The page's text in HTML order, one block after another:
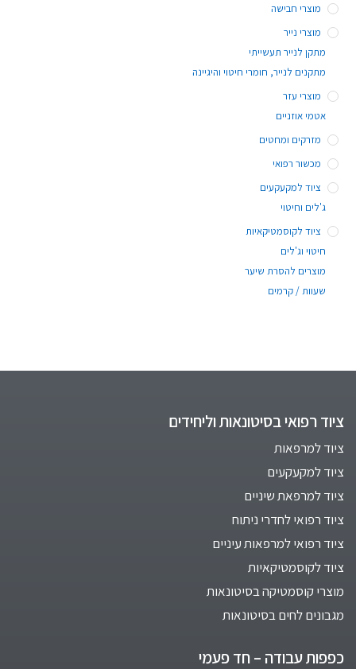
מוצרי חבישה
מוצרי נייר
מתקן לנייר תעשייתי
מתקנים לנייר, חומרי חיטוי והיגיינה
מוצרי עזר
אטמי אוזניים
מזרקים ומחטים
מכשור רפואי
ציוד למקעקעים
ג'לים וחיטוי
ציוד לקוסמטיקאיות
חיטוי וג'לים
מוצרים להסרת שיער
שעוות / קרמים
ציוד רפואי בסיטונאות וליחידים
ציוד למרפאות
ציוד למקעקעים
ציוד למרפאת שיניים
ציוד רפואי לחדרי ניתוח
ציוד רפואי למרפאות עיניים
ציוד לקוסמטיקאיות
מוצרי קוסמטיקה בסיטונאות
מגבונים לחים בסיטונאות
כפפות עבודה – חד פעמי